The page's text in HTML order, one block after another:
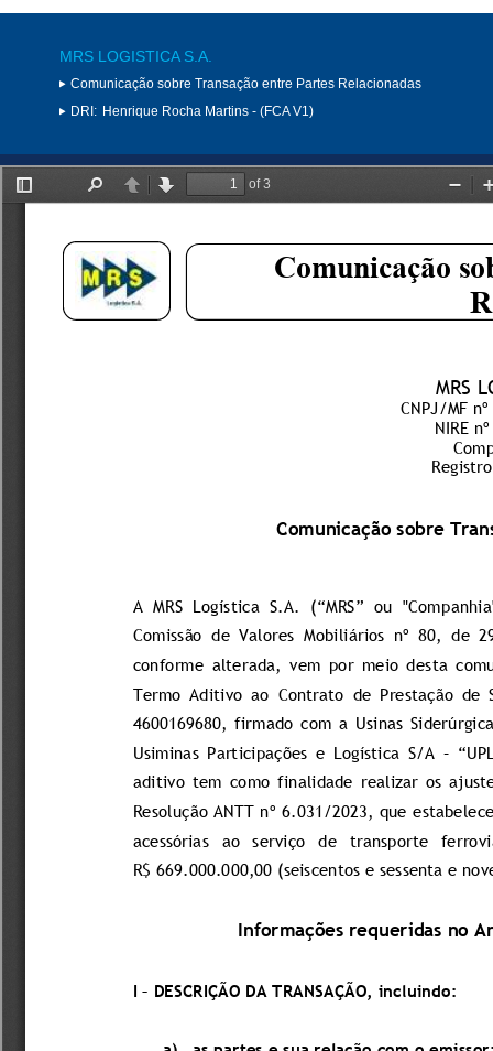
MRS LOGISTICA S.A.
Comunicação sobre Transação entre Partes Relacionadas
DRI: Henrique Rocha Martins - (FCA V1)